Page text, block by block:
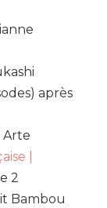
après
Arte
|
2
Bambou